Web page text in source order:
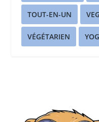
TOUT-EN-UN
VÉGÉTARIEN